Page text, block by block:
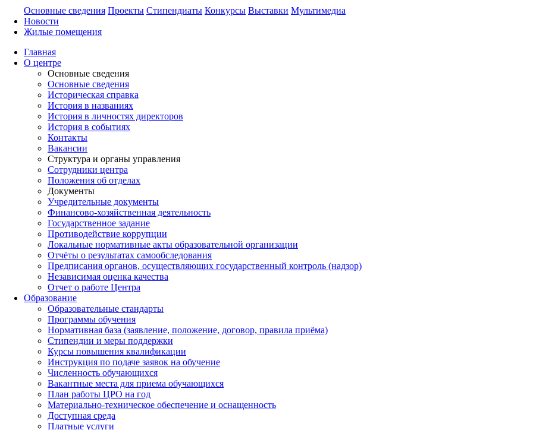
Основные сведения Проекты Стипендиаты Конкурсы Выставки Мультимедиа
Новости
Жилые помещения
Главная
О центре
Основные сведения
Основные сведения
Историческая справка
История в названиях
История в личностях директоров
История в событиях
Контакты
Вакансии
Структура и органы управления
Сотрудники центра
Положения об отделах
Документы
Учредительные документы
Финансово-хозяйственная деятельность
Государственное задание
Противодействие коррупции
Локальные нормативные акты образовательной организации
Отчёты о результатах самообследования
Предписания органов, осуществляющих государственный контроль (надзор)
Независимая оценка качества
Отчет о работе Центра
Образование
Образовательные стандарты
Программы обучения
Нормативная база (заявление, положение, договор, правила приёма)
Стипендии и меры поддержки
Курсы повышения квалификации
Инструкция по подаче заявок на обучение
Численность обучающихся
Вакантные места для приема обучающихся
План работы ЦРО на год
Материально-техническое обеспечение и оснащенность
Доступная среда
Платные услуги